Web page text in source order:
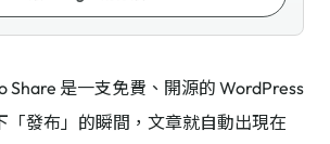
Share 是一支免費、開源的 WordPress
「發布」的瞬間，文章就自動出現在